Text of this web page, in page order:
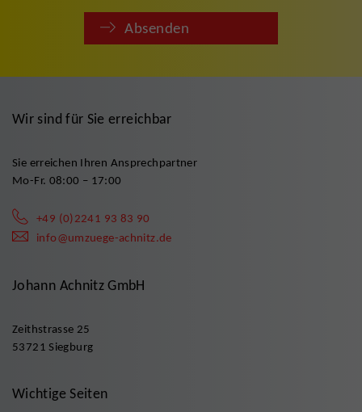
Absenden
Wir sind für Sie erreichbar
Sie erreichen Ihren Ansprechpartner
Mo-Fr. 08:00 – 17:00
+49 (0)2241 93 83 90
info@umzuege-achnitz.de
Johann Achnitz GmbH
Zeithstrasse 25
53721 Siegburg
Wichtige Seiten